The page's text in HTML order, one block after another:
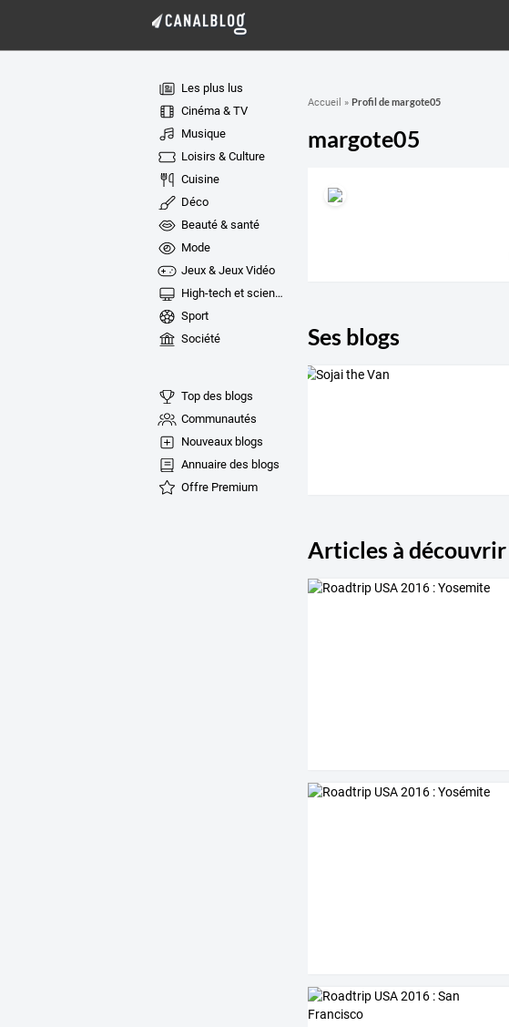
Les plus lus
Cinéma & TV
Musique
Loisirs & Culture
Cuisine
Déco
Beauté & santé
Mode
Jeux & Jeux Vidéo
High-tech et sciences
Sport
Société
Top des blogs
Communautés
Nouveaux blogs
Annuaire des blogs
Offre Premium
Accueil » Profil de margote05
margote05
Ses blogs
Articles à découvrir